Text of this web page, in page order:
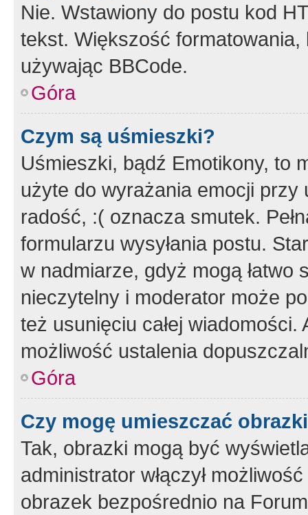
Nie. Wstawiony do postu kod
tekst. Większość
używając BBCode.
Góra
Czym są uśmieszki?
Uśmieszki, bądź Emotikony, to
użyte do wyrażania emocji
radość, :( oznacza smutek.
formularzu wysyłania postu.
w nadmiarze, gdyż mogą
nieczytelny i moderator może
też usunięciu całej
możliwość ustalenia
Góra
Czy mogę umieszczać
Tak, obrazki mogą być
administrator włączył
obrazek bezpośrednio na